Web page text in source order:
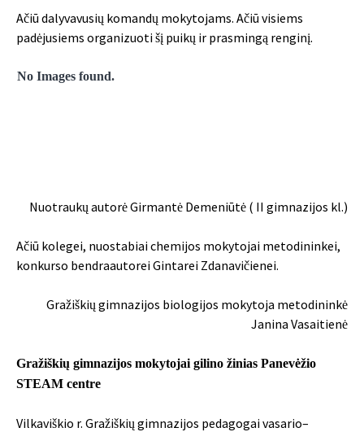
Ačiū dalyvavusių komandų mokytojams. Ačiū visiems
padėjusiems organizuoti šį puikų ir prasmingą renginį.
No Images found.
Nuotraukų autorė Girmantė Demeniūtė ( II gimnazijos kl.)
Ačiū kolegei, nuostabiai chemijos mokytojai metodininkei,
konkurso bendraautorei Gintarei Zdanavičienei.
Gražiškių gimnazijos biologijos mokytoja metodininkė
Janina Vasaitienė
Gražiškių gimnazijos mokytojai gilino žinias Panevėžio
STEAM centre
Vilkaviškio r. Gražiškių gimnazijos pedagogai vasario–